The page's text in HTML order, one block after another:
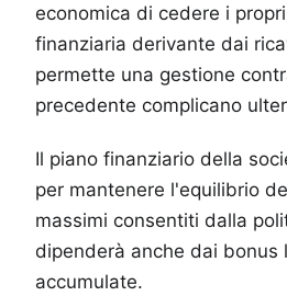
economica di cedere i
finanziaria derivante dai
permette una gestione
precedente complicano
Il piano finanziario della
per mantenere l'equilibrio
massimi consentiti dalla
dipenderà anche dai
accumulate.